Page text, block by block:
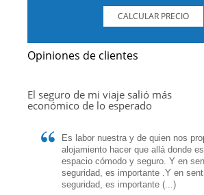
CALCULAR PRECIO
Opiniones de clientes
El seguro de mi viaje salió más
económico de lo esperado
Es labor nuestra y de quien nos
alojamiento hacer que allá donde
espacio cómodo y seguro. Y en
seguridad, es importante .Y en
seguridad, es importante (...)